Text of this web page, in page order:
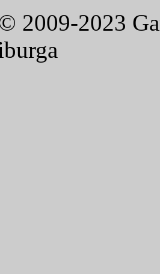
2009-2023